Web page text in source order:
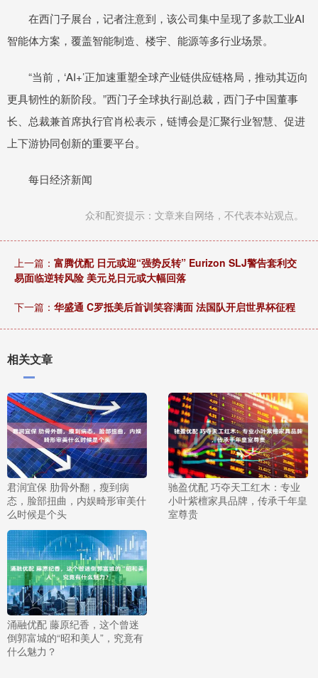
在西门子展台，记者注意到，该公司集中呈现了多款工业AI
智能体方案，覆盖智能制造、楼宇、能源等多行业场景。
“当前，‘AI+’正加速重塑全球产业链供应链格局，推动其迈向
更具韧性的新阶段。”西门子全球执行副总裁，西门子中国董事
长、总裁兼首席执行官肖松表示，链博会是汇聚行业智慧、促进
上下游协同创新的重要平台。
每日经济新闻
众和配资提示：文章来自网络，不代表本站观点。
上一篇： 富腾优配 日元或迎“强势反转” Eurizon SLJ警告套利交
易面临逆转风险 美元兑日元或大幅回落
下一篇： 华盛通 C罗抵美后首训笑容满面 法国队开启世界杯征程
相关文章
君润宜保 肋骨外翻，瘦到病
态，脸部扭曲，内娱畸形审美什
么时候是个头
驰盈优配 巧夺天工红木：专业
小叶紫檀家具品牌，传承千年皇
室尊贵
涌融优配 藤原纪香，这个曾迷
倒郭富城的“昭和美人”，究竟有
什么魅力？